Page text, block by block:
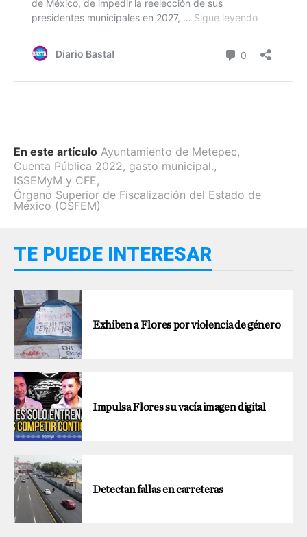
En este artículo Ayuntamiento de Metepec,
Cuenta Pública 2022, gasto municipal.,
ISSEMyM y CFE,
Órgano Superior de Fiscalización del Estado de
México (OSFEM)
TE PUEDE INTERESAR
Exhiben a Flores por violencia de género
Impulsa Flores su vacía imagen digital
Detectan fallas en carreteras